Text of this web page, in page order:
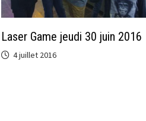
Laser Game jeudi 30 juin 2016
4 juillet 2016